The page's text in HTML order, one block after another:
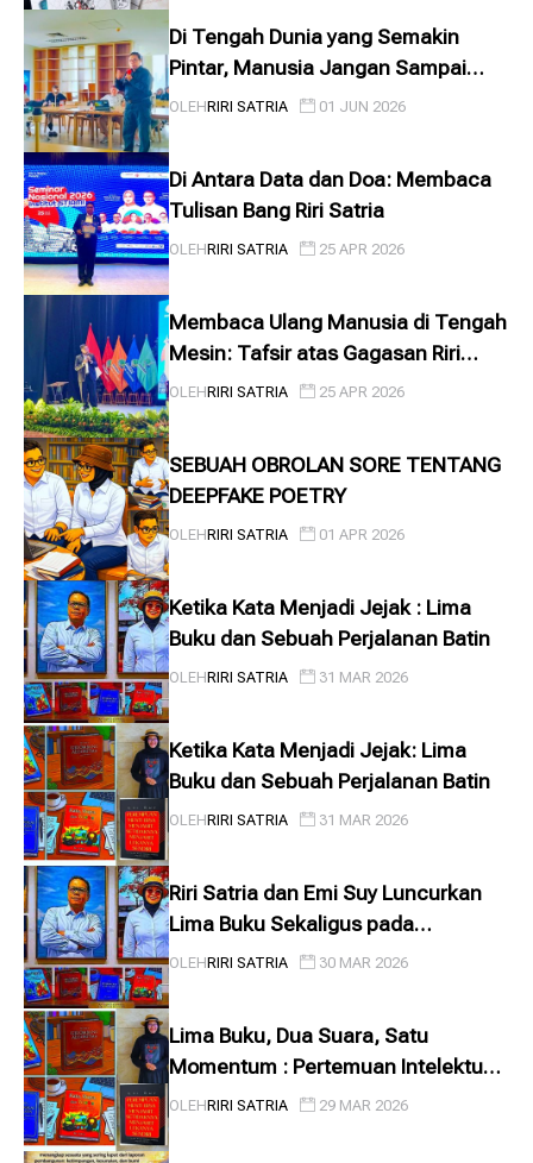
Di Tengah Dunia yang Semakin
Pintar, Manusia Jangan Sampai
Kehilangan Hati
OLEHRIRI SATRIA 01 JUN 2026
Di Antara Data dan Doa: Membaca
Tulisan Bang Riri Satria
OLEHRIRI SATRIA 25 APR 2026
Membaca Ulang Manusia di Tengah
Mesin: Tafsir atas Gagasan Riri
Satria tentang Rutinitas yang Diam-
OLEHRIRI SATRIA 25 APR 2026
SEBUAH OBROLAN SORE TENTANG
DEEPFAKE POETRY
OLEHRIRI SATRIA 01 APR 2026
Ketika Kata Menjadi Jejak : Lima
Buku dan Sebuah Perjalanan Batin
OLEHRIRI SATRIA 31 MAR 2026
Ketika Kata Menjadi Jejak: Lima
Buku dan Sebuah Perjalanan Batin
OLEHRIRI SATRIA 31 MAR 2026
Riri Satria dan Emi Suy Luncurkan
Lima Buku Sekaligus pada
Pertengahan 2026
OLEHRIRI SATRIA 30 MAR 2026
Lima Buku, Dua Suara, Satu
Momentum : Pertemuan Intelektual
dan Puitik di 2026
OLEHRIRI SATRIA 29 MAR 2026